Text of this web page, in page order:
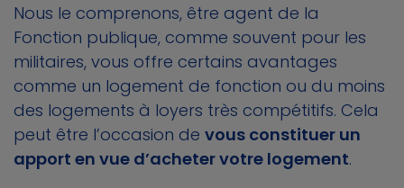
Nous le comprenons, être agent de la
Fonction publique, comme souvent pour les
militaires, vous offre certains avantages
comme un logement de fonction ou du moins
des logements à loyers très compétitifs. Cela
peut être l’occasion de vous constituer un
apport en vue d’acheter votre logement.